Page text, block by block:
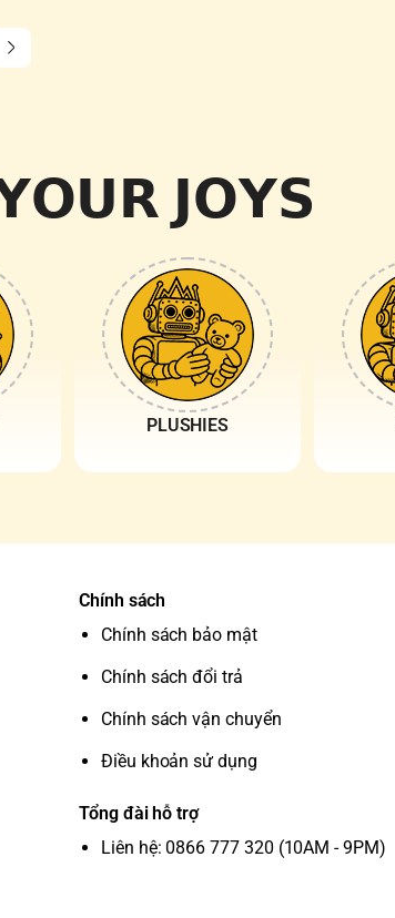
𝗝𝗢𝗬𝗦
PLUSHIES
Chính sách
Chính sách bảo mật
Chính sách đổi trả
Chính sách vận chuyển
Điều khoản sử dụng
Tổng đài hỗ trợ
Liên hệ: 0866 777 320 (10AM - 9PM)